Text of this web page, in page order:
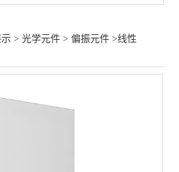
>光学元件 >偏振元件 >线性